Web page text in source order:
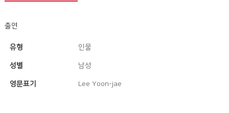
출연
유형 인물
성별 남성
영문표기 Lee Yoon-jae